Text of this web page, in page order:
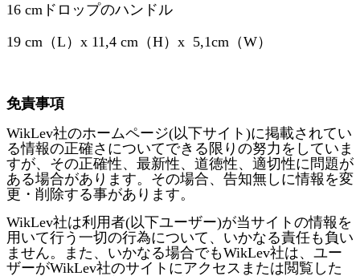
16 cmドロップのハンドル
19 cm （L ） x 11,4 cm （H） x 5,1cm （W）
免責事項
WikLev社のホームページ(以下サイト )に掲載されてい
る情報の正確さについてできる限りの努力をしていま
すが、その正確性、最新性、道徳性、適切性に問題が
ある場合があります。その場合、告知無しに情報を変
更・削除する事があります。
WikLev社は利用者(以下ユーザー)が当サイトの情報を
用いて行う一切の行為について、いかなる責任も負い
ません。また、いかなる場合でもWikLev社は、ユー
ザーがWikLev社のサイトにアクセスまたは閲覧した